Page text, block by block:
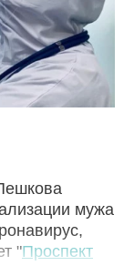
мужа
"Проспект